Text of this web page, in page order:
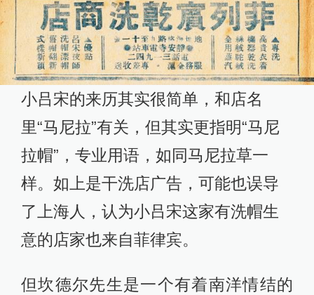
小吕宋的来历其实很简单，和店名
里“马尼拉”有关，但其实更指明“马尼
拉帽”，专业用语，如同马尼拉草一
样。如上是干洗店广告，可能也误导
了上海人，认为小吕宋这家有洗帽生
意的店家也来自菲律宾。
但坎德尔先生是一个有着南洋情结的